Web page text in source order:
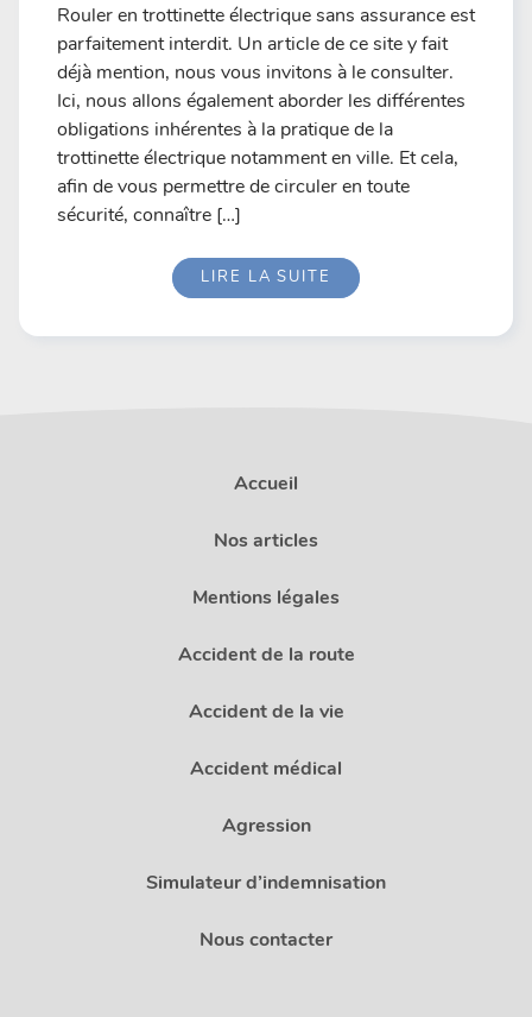
Rouler en trottinette électrique sans assurance est
parfaitement interdit. Un article de ce site y fait
déjà mention, nous vous invitons à le consulter.
Ici, nous allons également aborder les différentes
obligations inhérentes à la pratique de la
trottinette électrique notamment en ville. Et cela,
afin de vous permettre de circuler en toute
sécurité, connaître […]
LIRE LA SUITE
Accueil
Nos articles
Mentions légales
Accident de la route
Accident de la vie
Accident médical
Agression
Simulateur d’indemnisation
Nous contacter